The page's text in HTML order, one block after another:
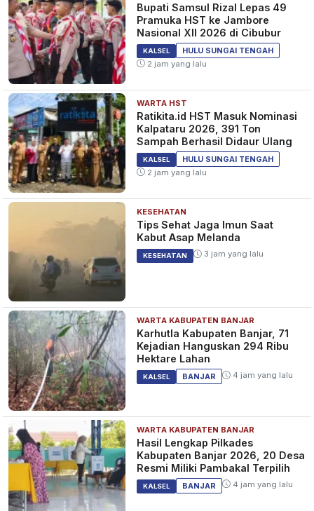
Bupati Samsul Rizal Lepas 49
Pramuka HST ke Jambore
Nasional XII 2026 di Cibubur
KALSEL
HULU SUNGAI TENGAH
2 jam yang lalu
WARTA HST
Ratikita.id HST Masuk Nominasi
Kalpataru 2026, 391 Ton
Sampah Berhasil Didaur Ulang
KALSEL
HULU SUNGAI TENGAH
2 jam yang lalu
KESEHATAN
Tips Sehat Jaga Imun Saat
Kabut Asap Melanda
KESEHATAN 3 jam yang lalu
WARTA KABUPATEN BANJAR
Karhutla Kabupaten Banjar, 71
Kejadian Hanguskan 294 Ribu
Hektare Lahan
KALSEL BANJAR 4 jam yang lalu
WARTA KABUPATEN BANJAR
Hasil Lengkap Pilkades
Kabupaten Banjar 2026, 20 Desa
Resmi Miliki Pambakal Terpilih
KALSEL BANJAR 4 jam yang lalu